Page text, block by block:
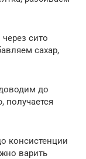
сито
сахар,
до
получается
консистенции
варить